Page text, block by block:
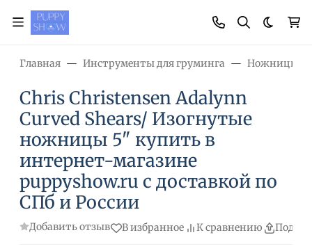
Главная Инструменты для груминга Ножницы
Chris Christensen Adalynn
Curved Shears/ Изогнутые
ножницы 5" купить в
интернет-магазине
puppyshow.ru с доставкой по
СПб и России
Добавить отзыв В избранное К сравнению